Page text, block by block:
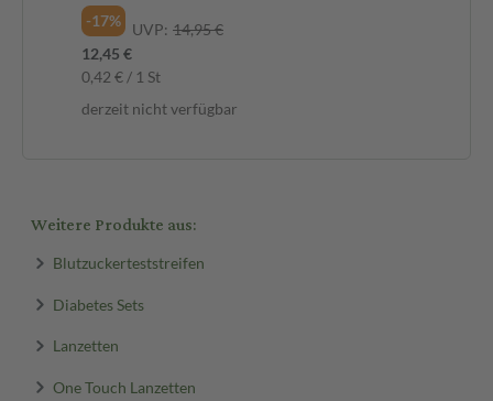
-17%
UVP: 14,95 €
12,45 €
0,42 € / 1 St
derzeit nicht verfügbar
Weitere Produkte aus:
Blutzuckerteststreifen
Diabetes Sets
Lanzetten
One Touch Lanzetten